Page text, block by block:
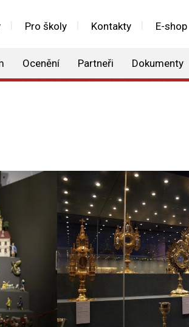
Pro školy Kontakty E-shop
Ocenění Partneři Dokumenty